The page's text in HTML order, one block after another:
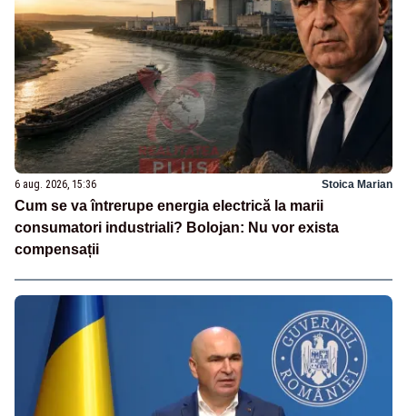
6 aug. 2026, 15:36 Stoica Marian
Cum se va întrerupe energia electrică la marii
consumatori industriali? Bolojan: Nu vor exista
compensații